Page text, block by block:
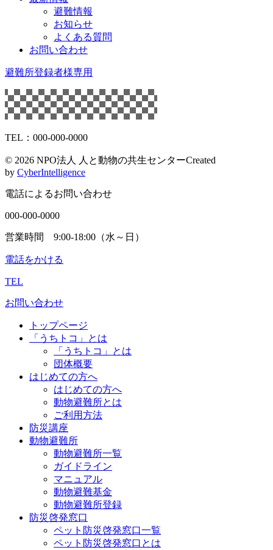
避難情報
お知らせ
よくある質問
お問い合わせ
避難所登録者様専用
TEL：000-000-0000
© 2026 NPO法人 人と動物の共生センターCreated
by CyberIntelligence
電話によるお問い合わせ
000-000-0000
営業時間 9:00-18:00（水～日）
電話をかける
TEL
お問い合わせ
トップページ
「うちトコ」とは
「うちトコ」とは
団体概要
はじめての方へ
はじめての方へ
動物避難所とは
ご利用方法
防災講座
動物避難所
動物避難所一覧
ガイドライン
マニュアル
動物避難基金
動物避難所登録
防災啓発窓口
ペット防災啓発窓口一覧
ペット防災啓発窓口とは